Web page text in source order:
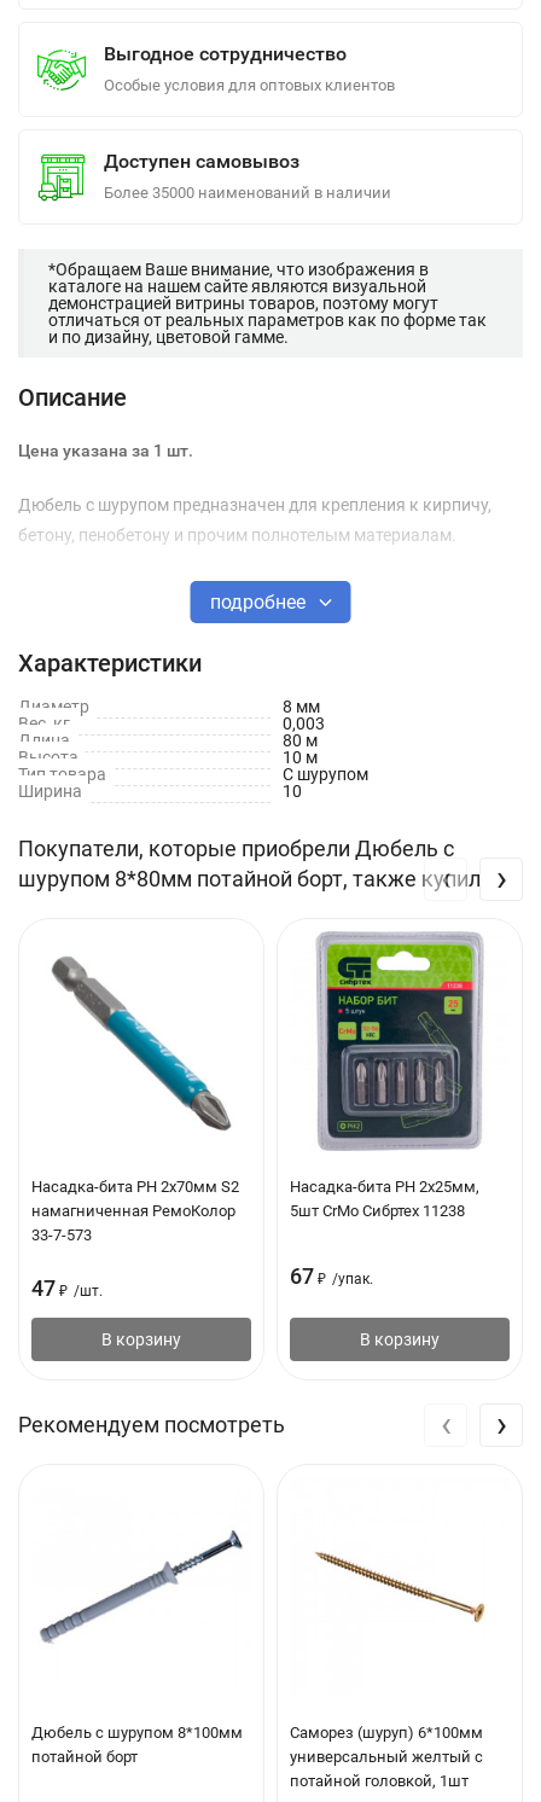
Выгодное сотрудничество
Особые условия для оптовых клиентов
Доступен самовывоз
Более 35000 наименований в наличии
*Обращаем Ваше внимание, что изображения в
каталоге на нашем сайте являются визуальной
демонстрацией витрины товаров, поэтому могут
отличаться от реальных параметров как по форме так
и по дизайну, цветовой гамме.
Описание
Цена указана за 1 шт.
Дюбель с шурупом предназначен для крепления к кирпичу,
бетону, пенобетону и прочим полнотелым материалам.
подробнее
Характеристики
Диаметр
8 мм
Вес, кг
0,003
Длина
80 м
Высота
10 м
Тип товара
С шурупом
Ширина
10
Покупатели, которые приобрели Дюбель с
шурупом 8*80мм потайной борт, также купили
Насадка-бита PH 2х70мм S2
намагниченная РемоКолор
33-7-573
47 ₽ /шт.
В корзину
Насадка-бита PH 2х25мм,
5шт CrMo Сибртех 11238
67 ₽ /упак.
В корзину
‹ ›
Рекомендуем посмотреть
Дюбель с шурупом 8*100мм
потайной борт
Саморез (шуруп) 6*100мм
универсальный желтый с
потайной головкой, 1шт
‹ ›